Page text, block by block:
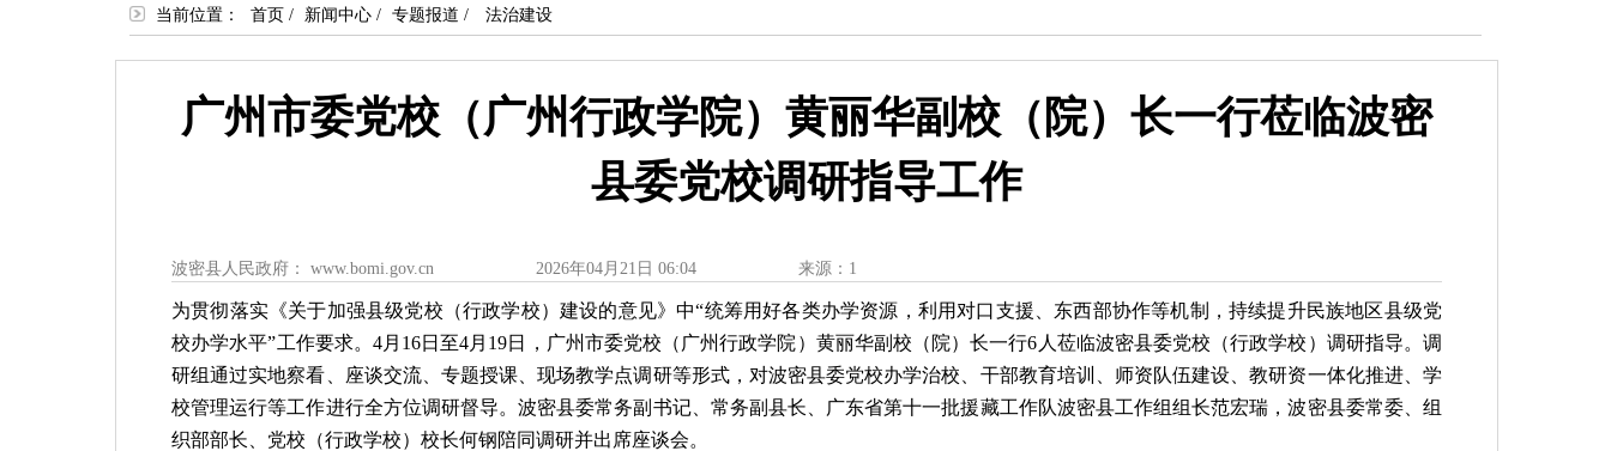
当前位置： 首页 / 新闻中心/ 专题报道 / 法治建设
广州市委党校（广州行政学院）黄丽华副校（院）长一行莅临波密
县委党校调研指导工作
波密县人民政府： www.bomi.gov.cn 2026年04月21日 06:04 来源：1
为贯彻落实《关于加强县级党校（行政学校）建设的意见》中“统筹用好各类办学资源，利用对口支援、东西部协作等机制，持续提升民族地区县级党
校办学水平”工作要求。 4月 16日至4月 19日，广州市委党校（广州行政学院）黄丽华副校（院）长一行6 人莅临波密县委党校（行政学校）调研指导。调
研组通过实地察看、座谈交流、专题授课、现场教学点调研等形式，对波密县委党校办学治校、干部教育培训、师资队伍建设、教研资一体化推进、学
校管理运行等工作进行全方位调研督导。波密县委常务副书记、常务副县长、广东省第十一批援藏工作队波密县工作组组长范宏瑞，波密县委常委、组
织部部长、党校（行政学校）校长何钢陪同调研并出席座谈会。